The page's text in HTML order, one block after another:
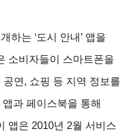
하는 ‘도시 안내 ’ 앱을
소비자들이 스마트폰을
공연 , 쇼핑 등 지역 정보를
과 페이스북을 통해
앱은 2010년 2월 서비스